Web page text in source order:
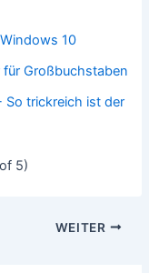
10
für Großbuchstaben
trickreich ist der
5)
WEITER